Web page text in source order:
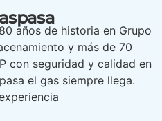
años de historia en Grupo
y más de 70
con seguridad y calidad en
el gas siempre llega.